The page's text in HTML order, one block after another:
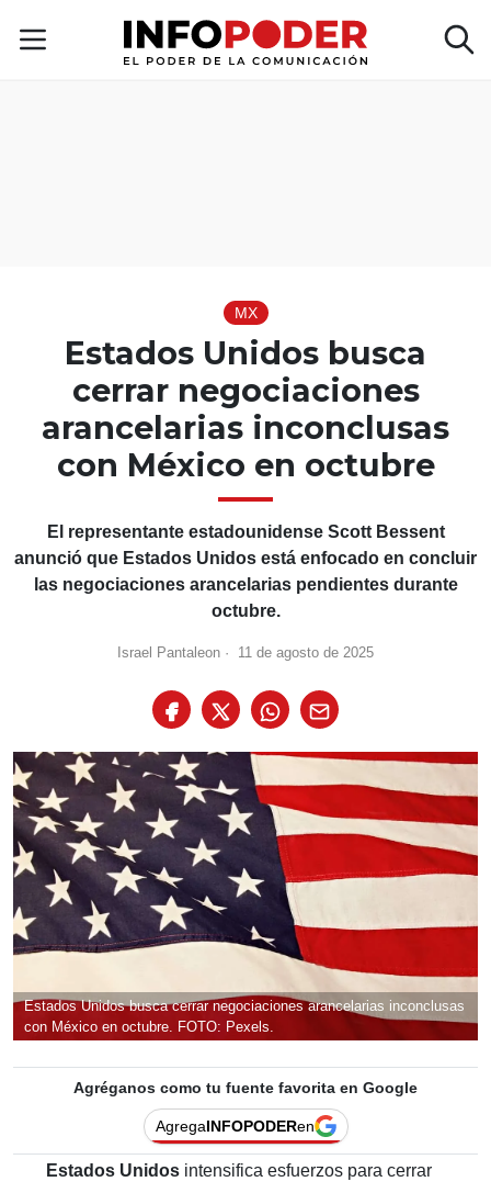
MX
Estados Unidos busca
cerrar negociaciones
arancelarias inconclusas
con México en octubre
El representante estadounidense Scott Bessent
anunció que Estados Unidos está enfocado en concluir
las negociaciones arancelarias pendientes durante
octubre.
Israel Pantaleon · 11 de agosto de 2025
Estados Unidos busca cerrar negociaciones arancelarias inconclusas
con México en octubre. FOTO: Pexels.
Agréganos como tu fuente favorita en Google
AgregaINFOPODERen
Estados Unidos intensifica esfuerzos para cerrar